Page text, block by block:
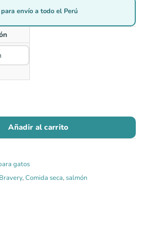
envío a todo el Perú
Añadir al carrito
gatos
Bravery,Comida seca,salmón